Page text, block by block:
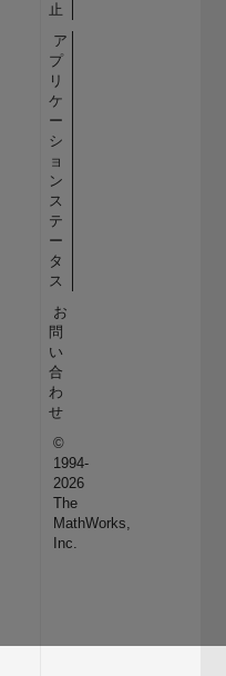
止
ア
プ
リ
ケ
ー
シ
ョ
ン
ス
テ
ー
タ
ス
お
問
い
合
わ
せ
©
1994-
2026
The
MathWorks,
Inc.